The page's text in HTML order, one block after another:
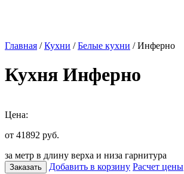
Главная /Кухни /Белые кухни / Инферно
Кухня Инферно
Цена:
от 41892 руб.
за метр в длину верха и низа гарнитура
Заказать Добавить в корзину Расчет цены